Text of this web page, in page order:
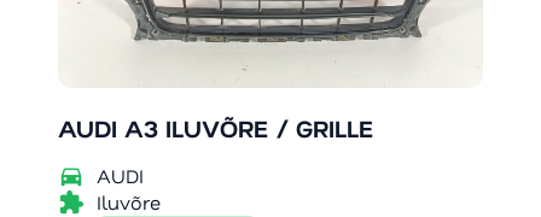
AUDI A3 ILUVÕRE / GRILLE
directions_car AUDI
extension Iluvõre